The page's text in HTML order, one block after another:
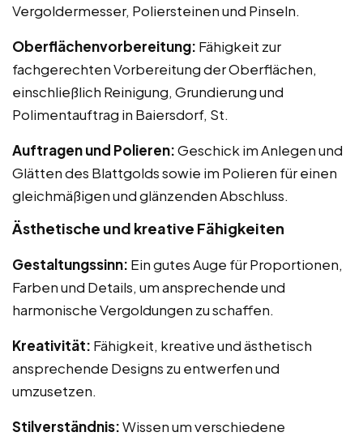
Vergoldermesser, Poliersteinen und Pinseln.
Oberflächenvorbereitung: Fähigkeit zur
fachgerechten Vorbereitung der Oberflächen,
einschließlich Reinigung, Grundierung und
Polimentauftrag in Baiersdorf, St.
Auftragen und Polieren:Geschick im Anlegen und
Glätten des Blattgolds sowie im Polieren für einen
gleichmäßigen und glänzenden Abschluss.
Ästhetische und kreative Fähigkeiten
Gestaltungssinn: Ein gutes Auge für Proportionen,
Farben und Details, um ansprechende und
harmonische Vergoldungen zu schaffen.
Kreativität: Fähigkeit, kreative und ästhetisch
ansprechende Designs zu entwerfen und
umzusetzen.
Stilverständnis:Wissen um verschiedene